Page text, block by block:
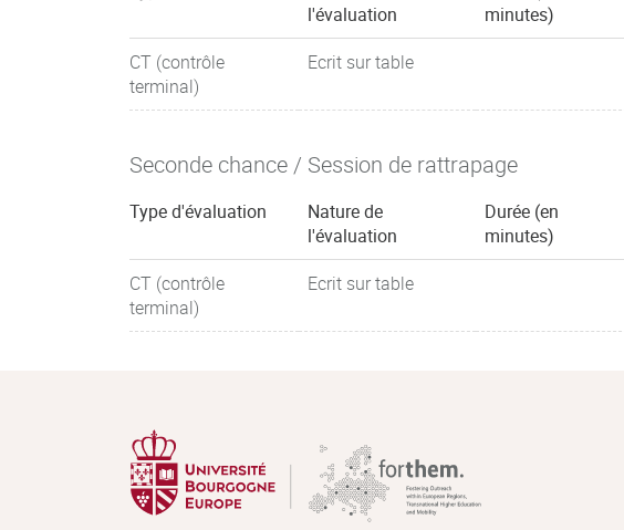
l'évaluation
minutes)
CT (contrôle
terminal)
Ecrit sur table
Seconde chance / Session de rattrapage
Type d'évaluation
Nature de
l'évaluation
Durée (en
minutes)
CT (contrôle
terminal)
Ecrit sur table